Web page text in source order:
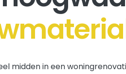
midden in een